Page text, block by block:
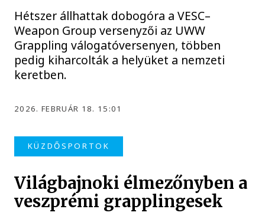
Hétszer állhattak dobogóra a VESC–
Weapon Group versenyzői az UWW
Grappling válogatóversenyen, többen
pedig kiharcolták a helyüket a nemzeti
keretben.
2026. FEBRUÁR 18. 15:01
KÜZDŐSPORTOK
Világbajnoki élmezőnyben a
veszprémi grapplingesek